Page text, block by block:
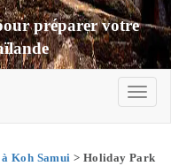
préparer votre
Koh Samui > Holiday Park